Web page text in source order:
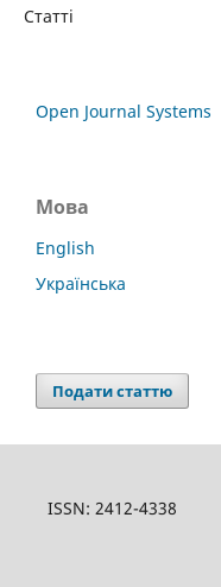
Статті
Open Journal Systems
Мова
English
Українська
Подати статтю
ISSN: 2412-4338